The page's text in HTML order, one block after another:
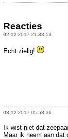
Reacties
02-12-2017 21:33:53
Echt zielig!
03-12-2017 05:58:36
Ik wist niet dat
Maar ik neem aan dat